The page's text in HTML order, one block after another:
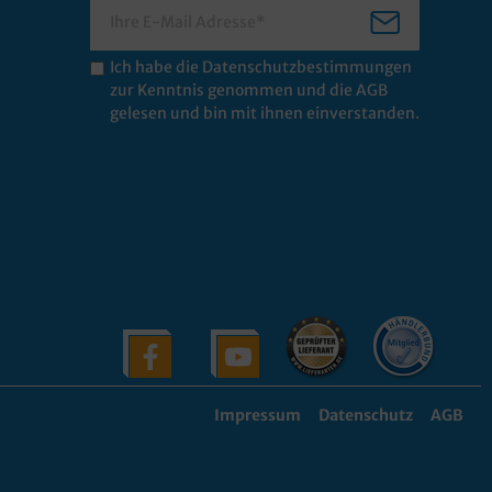
Ich habe die Datenschutzbestimmungen
zur Kenntnis genommen und die AGB
gelesen und bin mit ihnen einverstanden.
Impressum Datenschutz AGB